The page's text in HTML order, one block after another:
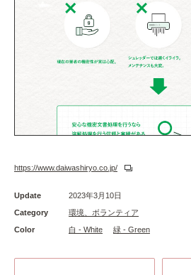
https://www.daiwashiryo.co.jp/
Update
2023年3月10日
Category
環境、ボランティア
Color
白 - White 緑 - Green